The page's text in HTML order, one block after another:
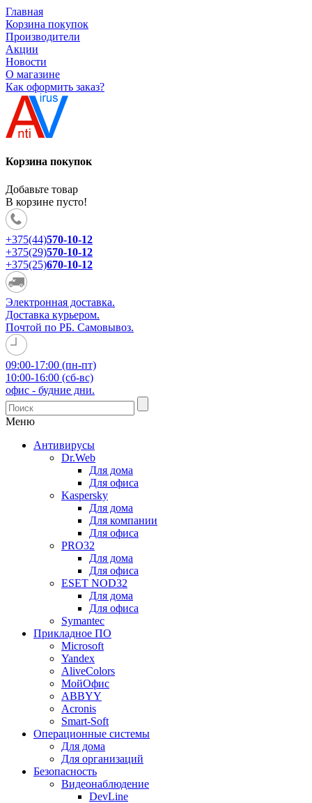
Главная
Корзина покупок
Производители
Акции
Новости
О магазине
Как оформить заказ?
Корзина покупок
Добавьте товар
В корзине пусто!
+375(44)570-10-12
+375(29)570-10-12
+375(25)670-10-12
Электронная доставка.
Доставка курьером.
Почтой по РБ. Самовывоз.
09:00-17:00 (пн-пт)
10:00-16:00 (сб-вс)
офис - будние дни.
Меню
Антивирусы
Dr.Web
Для дома
Для офиса
Kaspersky
Для дома
Для компании
Для офиса
PRO32
Для дома
Для офиса
ESET NOD32
Для дома
Для офиса
Symantec
Прикладное ПО
Microsoft
Yandex
AliveColors
МойОфис
ABBYY
Acronis
Smart-Soft
Операционные системы
Для дома
Для организаций
Безопасность
Видеонаблюдение
DevLine